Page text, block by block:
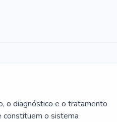
o diagnóstico e o tratamento
constituem o sistema